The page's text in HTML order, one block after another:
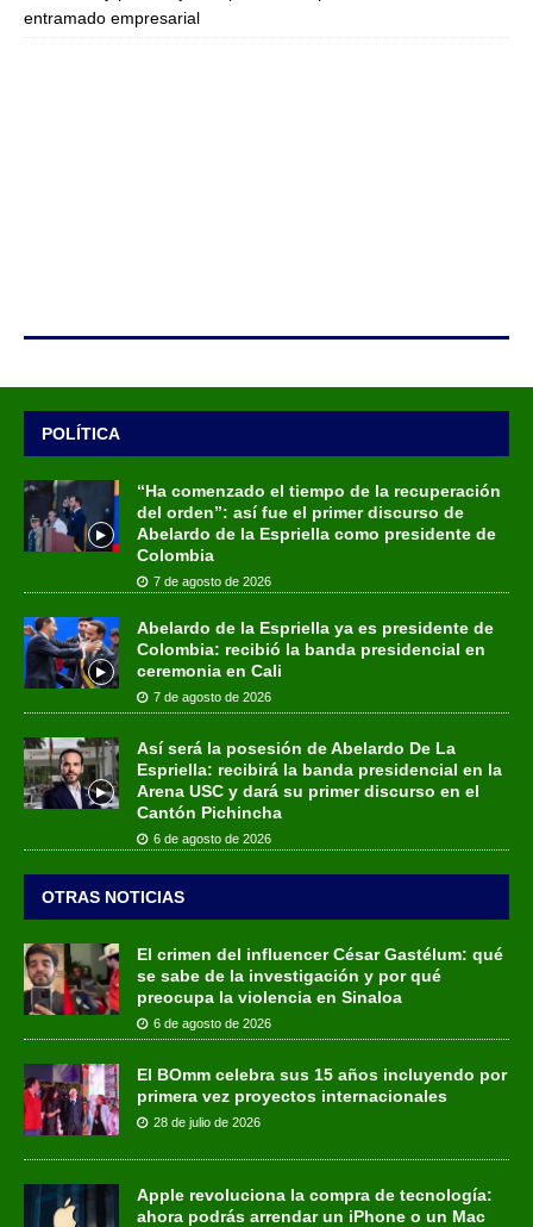
entramado empresarial
POLÍTICA
“Ha comenzado el tiempo de la recuperación
del orden”: así fue el primer discurso de
Abelardo de la Espriella como presidente de
Colombia
7 de agosto de 2026
Abelardo de la Espriella ya es presidente de
Colombia: recibió la banda presidencial en
ceremonia en Cali
7 de agosto de 2026
Así será la posesión de Abelardo De La
Espriella: recibirá la banda presidencial en la
Arena USC y dará su primer discurso en el
Cantón Pichincha
6 de agosto de 2026
OTRAS NOTICIAS
El crimen del influencer César Gastélum: qué
se sabe de la investigación y por qué
preocupa la violencia en Sinaloa
6 de agosto de 2026
El BOmm celebra sus 15 años incluyendo por
primera vez proyectos internacionales
28 de julio de 2026
Apple revoluciona la compra de tecnología:
ahora podrás arrendar un iPhone o un Mac